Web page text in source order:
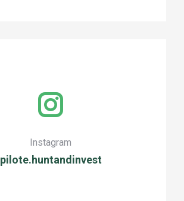
Instagram
pilote.huntandinvest